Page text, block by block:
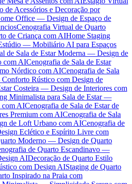
Acessórios e Decoração por
Office — Design de Espaço de
Cenografia Virtual de Quarto
de Criança com AIHome Staging
— Mobiliário AI para Espaços
de Sala de Estar Moderna — Design de
com AICenografia de Sala de Estar
Nórdico com AICenografia de Sala
Rústico com Design de
Costeira — Design de Interiores com
Minimalista para Sala de Estar —
com AICenografia de Sala de Estar de
Premium com AICenografia de Sala
de Loft Urbano com AICenografia de
Eclético e Espírito Livre com
Moderno — Design de Quarto
de Quarto Escandinavo —
AIDecoração de Quarto Estilo
com Design AIStaging de Quarto
Inspirado na Praia com